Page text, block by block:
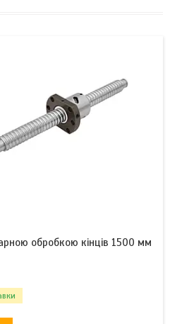
обробкою кінців 1500 мм